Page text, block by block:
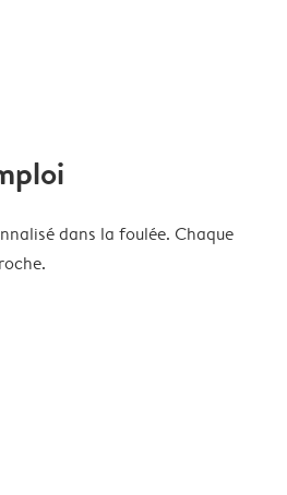
dans la foulée. Chaque